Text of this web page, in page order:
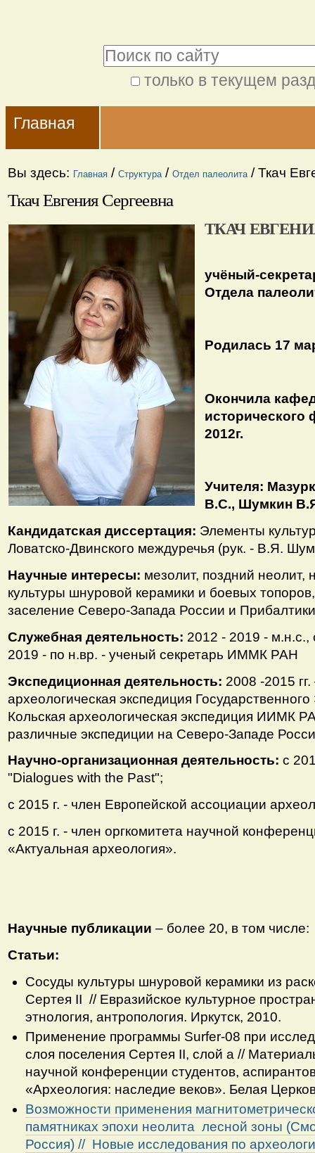
содержимому.
Перейти
навигации
только в текущем
поиск
Navigation
Главная
Вы здесь: Главная / Структура / Отдел палеолита /Ткач
Ткач Евгения Сергеевна
ТКАЧ
учёный-
Отдела
Родилась 17
Окончила
исторического
2012г.
Учителя:
В.С., Шумкин
Кандидатская диссертация: Элементы
Ловатско-Двинского междуречья (рук. - В.Я.
Научные интересы: мезолит, поздний неолит,
культуры шнуровой керамики и боевых
заселение Северо-Запада России и
Служебная деятельность: 2012 - 2019 - м.н.с.,
2019 - по н.вр. - ученый секретарь ИММК РАН
Экспедиционная деятельность: 2008 -2015
археологическая экспедиция
Кольская археологическая экспедиция ИИМК
различные экспедиции на Северо-Западе
Научно-организационная деятельность: с
"Dialogues with the Past";
c 2015 г. - член Европейской ассоциации
с 2015 г. - член оргкомитета научной
«Актуальная археология».
Научные публикации – более 20, в том числе:
Статьи:
Сосуды культуры шнуровой керамики из
Сертея II // Евразийское культурное
этнология, антропология. Иркутск, 2010.
Применение программы Surfer-08 при
слоя поселения Сертея II, слой а //
научной конференции студентов,
«Археология: наследие веков». Белая
Возможности применения
памятниках эпохи неолита лесной зоны
Россия) // Новые исследования по